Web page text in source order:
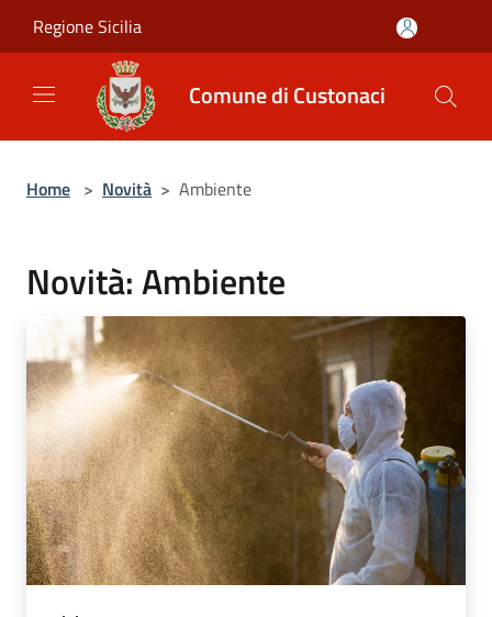
Regione Sicilia
Comune di Custonaci
Home > Novità > Ambiente
Novità: Ambiente